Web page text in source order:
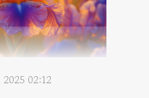
02:12